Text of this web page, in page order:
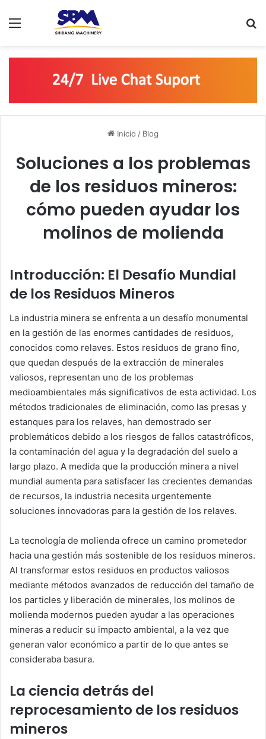
Inicio / Blog
Soluciones a los problemas
de los residuos mineros:
cómo pueden ayudar los
molinos de molienda
Introducción: El Desafío Mundial
de los Residuos Mineros
La industria minera se enfrenta a un desafío monumental
en la gestión de las enormes cantidades de residuos,
conocidos como relaves. Estos residuos de grano fino,
que quedan después de la extracción de minerales
valiosos, representan uno de los problemas
medioambientales más significativos de esta actividad. Los
métodos tradicionales de eliminación, como las presas y
estanques para los relaves, han demostrado ser
problemáticos debido a los riesgos de fallos catastróficos,
la contaminación del agua y la degradación del suelo a
largo plazo. A medida que la producción minera a nivel
mundial aumenta para satisfacer las crecientes demandas
de recursos, la industria necesita urgentemente
soluciones innovadoras para la gestión de los relaves.
La tecnología de molienda ofrece un camino prometedor
hacia una gestión más sostenible de los residuos mineros.
Al transformar estos residuos en productos valiosos
mediante métodos avanzados de reducción del tamaño de
los particles y liberación de minerales, los molinos de
molienda modernos pueden ayudar a las operaciones
mineras a reducir su impacto ambiental, a la vez que
generan valor económico a partir de lo que antes se
consideraba basura.
La ciencia detrás del
reprocesamiento de los residuos
mineros